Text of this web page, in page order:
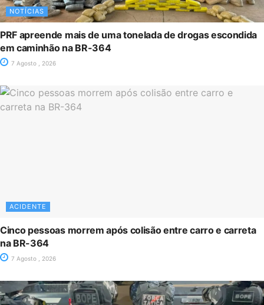
NOTÍCIAS
PRF apreende mais de uma tonelada de drogas escondida
em caminhão na BR-364
7 Agosto , 2026
ACIDENTE
Cinco pessoas morrem após colisão entre carro e carreta
na BR-364
7 Agosto , 2026